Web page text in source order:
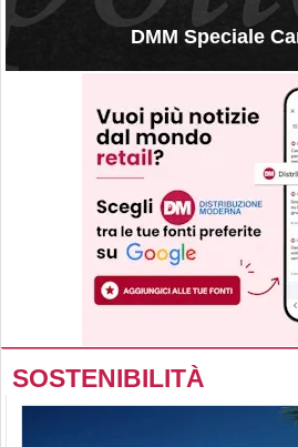
DMM Speciale
SOSTENIBILITÀ